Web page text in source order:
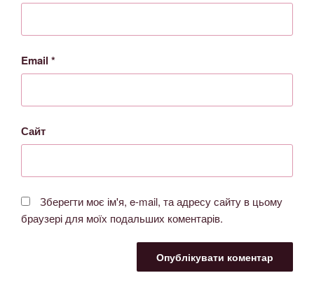
Email *
Сайт
Зберегти моє ім'я, e-mail, та адресу сайту в цьому
браузері для моїх подальших коментарів.